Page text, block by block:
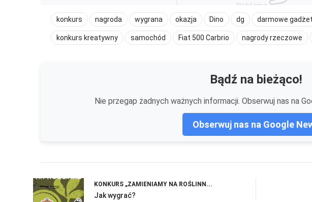
konkurs nagroda wygrana okazja Dino dg darmowe
konkurs kreatywny samochód Fiat 500 Carbrio nagrody rzeczowe
Bądź na bieżąco!
Nie przegap żadnych ważnych informacji. Obserwuj nas na
Obserwuj nas na Google
KONKURS „ZAMIENIAMY NA ROŚLINN...
Jak wygrać?